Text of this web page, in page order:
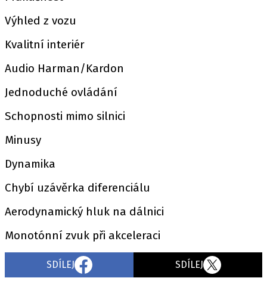
Výhled z vozu
Kvalitní interiér
Audio Harman/Kardon
Jednoduché ovládání
Schopnosti mimo silnici
Minusy
Dynamika
Chybí uzávěrka diferenciálu
Aerodynamický hluk na dálnici
Monotónní zvuk při akceleraci
SDÍLEJ SDÍLEJ